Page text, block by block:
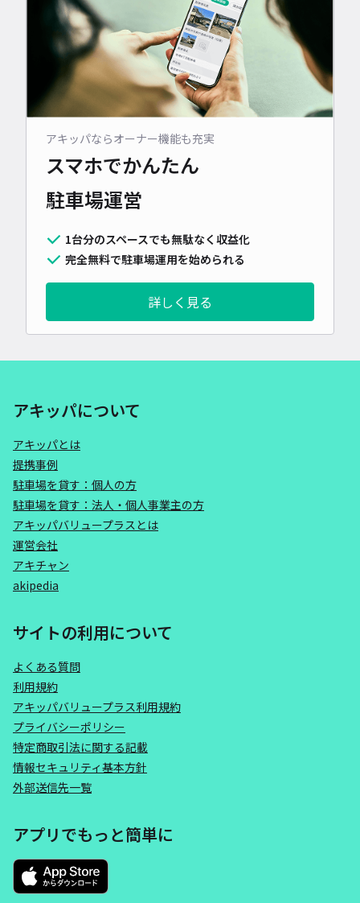
アキッパならオーナー機能も充実
スマホでかんたん
駐車場運営
1台分のスペースでも無駄なく収益化
完全無料で駐車場運用を始められる
詳しく見る
アキッパについて
アキッパとは
提携事例
駐車場を貸す：個人の方
駐車場を貸す：法人・個人事業主の方
アキッパバリュープラスとは
運営会社
アキチャン
akipedia
サイトの利用について
よくある質問
利用規約
アキッパバリュープラス利用規約
プライバシーポリシー
特定商取引法に関する記載
情報セキュリティ基本方針
外部送信先一覧
アプリでもっと簡単に